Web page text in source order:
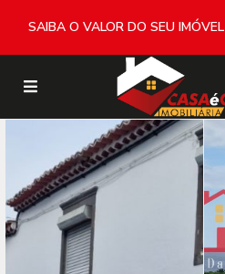
SAIBA O VALOR DO SEU IMÓVEL